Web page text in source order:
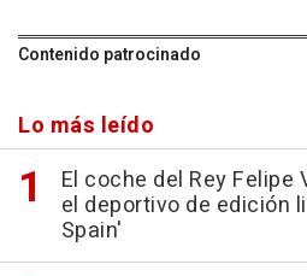
Contenido patrocinado
Lo más leído
El coche del Rey Felipe
el deportivo de edición
Spain'